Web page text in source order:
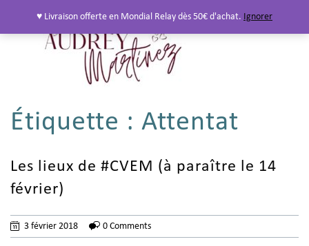
Étiquette : Attentat
Les lieux de #CVEM (à paraître le 14
février)
3 février 2018 0 Comments
♥ Livraison offerte en Mondial Relay dès 50€ d'achat. Ignorer